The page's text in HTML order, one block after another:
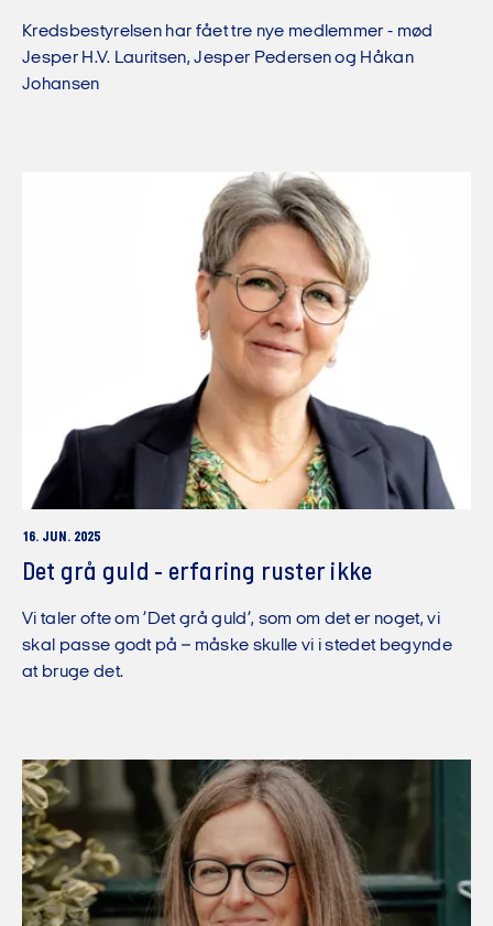
Kredsbestyrelsen har fået tre nye medlemmer - mød
Jesper H.V. Lauritsen, Jesper Pedersen og Håkan
Johansen
16. JUN. 2025
Det grå guld - erfaring ruster ikke
Vi taler ofte om ’Det grå guld’, som om det er noget, vi
skal passe godt på – måske skulle vi i stedet begynde
at bruge det.